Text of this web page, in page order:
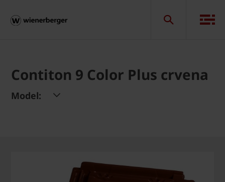
Contiton 9 Color Plus crvena
Model: